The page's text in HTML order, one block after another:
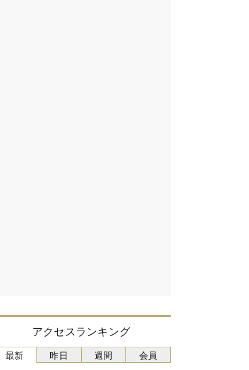
アクセスランキング
最新
昨日 週間 会員